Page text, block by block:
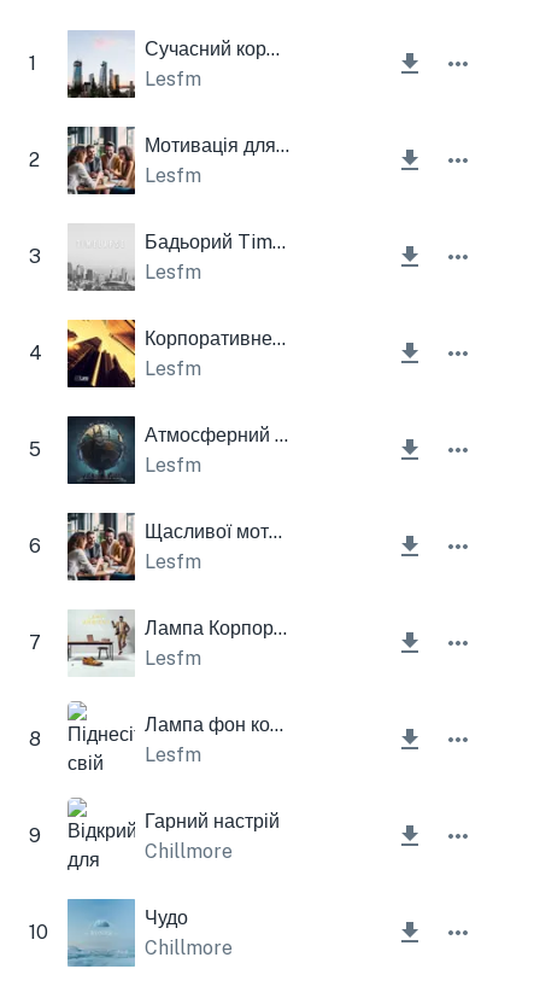
1
Сучасний корпоратив
Lesfm
2
Мотивація для гітари Flageolet
Lesfm
3
Бадьорий Timelapse
Lesfm
4
Корпоративне натхнення
Lesfm
5
Атмосферний ранковий корпоратив
Lesfm
6
Щасливої мотиваційної вечірки
Lesfm
7
Лампа Корпоративна музика
Lesfm
8
Лампа фон корпоративний
Lesfm
9
Гарний настрій
Chillmore
10
Чудо
Chillmore